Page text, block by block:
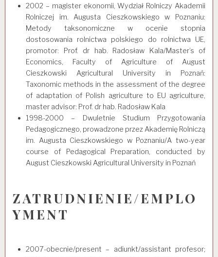
2002 – magister ekonomii, Wydział Rolniczy Akademii
Rolniczej im. Augusta Cieszkowskiego w Poznaniu:
Metody taksonomiczne w ocenie stopnia
dostosowania rolnictwa polskiego do rolnictwa UE,
promotor: Prof. dr hab. Radosław Kala/Master’s of
Economics, Faculty of Agriculture of August
Cieszkowski Agricultural University in Poznań:
Taxonomic methods in the assessment of the degree
of adaptation of Polish agriculture to EU agriculture,
master advisor: Prof. dr hab. Radosław Kala
1998-2000 – Dwuletnie Studium Przygotowania
Pedagogicznego, prowadzone przez Akademię Rolniczą
im. Augusta Cieszkowskiego w Poznaniu/A two-year
course of Pedagogical Preparation, conducted by
August Cieszkowski Agricultural University in Poznań
ZATRUDNIENIE/EMPLO
YMENT
2007-obecnie/present – adiunkt/assistant profesor;